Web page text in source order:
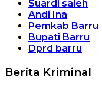
Suardi saleh
Andi Ina
Pemkab Barru
Bupati Barru
Dprd barru
Berita Kriminal